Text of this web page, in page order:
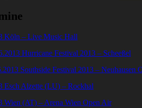
Köln – Live Music Hall
Hurricane Festival 2013 – Scheeßel
Southside Festival 2013 – Neuhausen
Esch Alzette (LU) – Rockhal
Wien (AT) – Arena Wien Open Air